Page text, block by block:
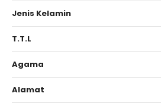
Jenis Kelamin
T.T.L
Agama
Alamat